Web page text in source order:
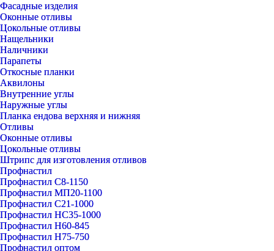
Фасадные изделия
Оконные отливы
Цокольные отливы
Нащельники
Наличники
Парапеты
Откосные планки
Аквилоны
Внутренние углы
Наружные углы
Планка ендова верхняя и нижняя
Отливы
Оконные отливы
Цокольные отливы
Штрипс для изготовления отливов
Профнастил
Профнастил С8-1150
Профнастил МП20-1100
Профнастил С21-1000
Профнастил НС35-1000
Профнастил Н60-845
Профнастил Н75-750
Профнастил оптом